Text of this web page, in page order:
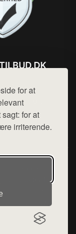
for at
for at
irriterende.
og privatlivspolitik
en række
produkter fra
denne side - vi
heller ikke